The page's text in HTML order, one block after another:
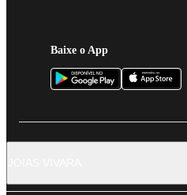
Baixe o App